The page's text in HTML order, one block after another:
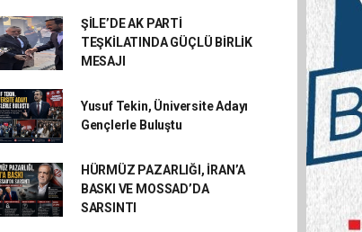
ŞİLE’DE AK PARTİ
TEŞKİLATINDA GÜÇLÜ BİRLİK
MESAJI
Yusuf Tekin, Üniversite Adayı
Gençlerle Buluştu
HÜRMÜZ PAZARLIĞI, İRAN’A
BASKI VE MOSSAD’DA
SARSINTI